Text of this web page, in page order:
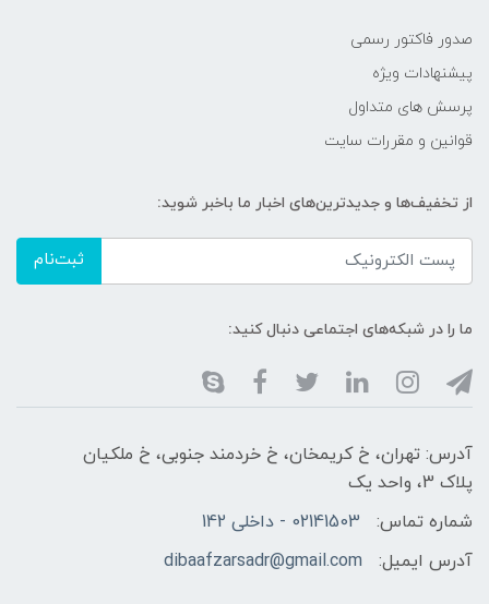
صدور فاکتور رسمی
پیشنهادات ویژه
پرسش های متداول
قوانین و مقررات سایت
از تخفیف‌ها و جدیدترین‌های اخبار ما باخبر شوید:
ثبت‌نام
ما را در شبکه‌های اجتماعی دنبال کنید:
آدرس: تهران، خ کریمخان، خ خردمند جنوبی، خ ملکیان
پلاک 3، واحد یک
شماره تماس:
02141503 - داخلی 142
آدرس ایمیل:
dibaafzarsadr@gmail.com